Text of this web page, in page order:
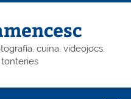
cuina, videojocs,